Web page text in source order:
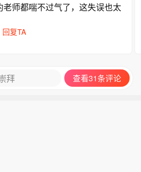
师都喘不过气了，这失误也太
回复TA
拜 查看31条评论